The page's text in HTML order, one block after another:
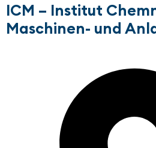
ICM – Institut
Maschinen- und